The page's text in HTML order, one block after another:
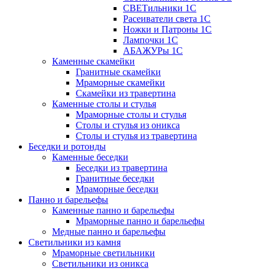
СВЕТильники 1С
Расеиватели света 1С
Ножки и Патроны 1С
Лампочки 1С
АБАЖУРы 1С
Каменные скамейки
Гранитные скамейки
Мраморные скамейки
Скамейки из травертина
Каменные столы и стулья
Мраморные столы и стулья
Столы и стулья из оникса
Столы и стулья из травертина
Беседки и ротонды
Каменные беседки
Беседки из травертина
Гранитные беседки
Мраморные беседки
Панно и барельефы
Каменные панно и барельефы
Мраморные панно и барельефы
Медные панно и барельефы
Светильники из камня
Мраморные светильники
Светильники из оникса